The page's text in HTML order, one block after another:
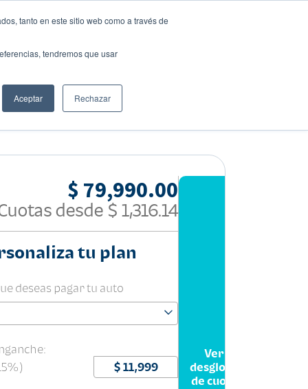
tanto en este sitio web como a través de
tendremos que usar
Aceptar Rechazar
Compartir:
$ 79,990.00
desde $ 1,316.14
tu plan
deseas pagar tu auto
Ver
desglose
de cuota